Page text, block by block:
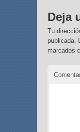
Deja
Tu
publicada.
marcados